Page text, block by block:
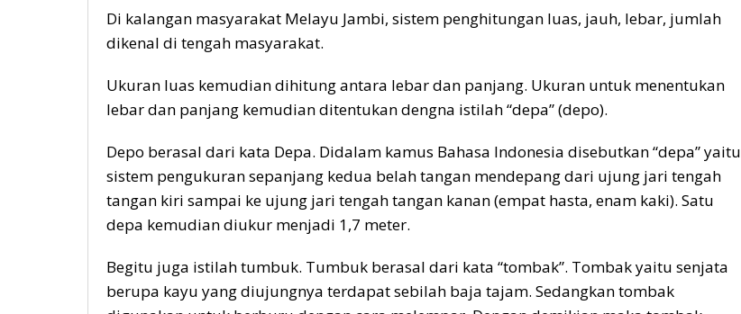
Di kalangan masyarakat Melayu Jambi, sistem penghitungan luas, jauh, lebar, jumlah
dikenal di tengah masyarakat.
Ukuran luas kemudian dihitung antara lebar dan panjang. Ukuran untuk menentukan
lebar dan panjang kemudian ditentukan dengna istilah “depa” (depo).
Depo berasal dari kata Depa. Didalam kamus Bahasa Indonesia disebutkan “depa” yaitu
sistem pengukuran sepanjang kedua belah tangan mendepang dari ujung jari tengah
tangan kiri sampai ke ujung jari tengah tangan kanan (empat hasta, enam kaki). Satu
depa kemudian diukur menjadi 1,7 meter.
Begitu juga istilah tumbuk. Tumbuk berasal dari kata “tombak”. Tombak yaitu senjata
berupa kayu yang diujungnya terdapat sebilah baja tajam. Sedangkan tombak